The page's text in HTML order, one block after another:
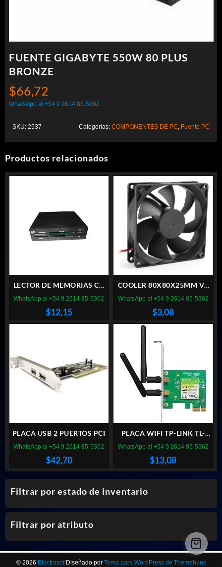
Filtrar por estado de inventario
Filtrar por atributo
FUENTE GIGABYTE 550W 80 PLUS
BRONZE
$66,72
WhatsApp al +54 9 2614 85-5362
SKU: 2537 Categorías: COMPONENTES DE PC Fuente PC
Productos relacionados
LECTOR DE MEMORIAS CX
INTERNO
$12,15
WhatsApp al +54 9 2614 85-5362
COOLER 80X80X25MM VT
BUJE 8CM 12V FICHA
$3,08
WhatsApp al +54 9 2614 85-5362
PLACA USB 2 PUERTOS PCI
$42,70
WhatsApp al +54 9 2614 85-5362
PLACA WIFI TP-LINK TL-
WN881ND PCI EXPRESS
$13,08
WhatsApp al +54 9 2614 85-5362
© 2026 Electrosof Diseñado por Tema para WordPress de Themehunk